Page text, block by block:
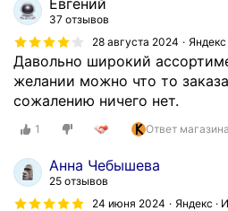
Евгений
37 отзывов
28 августа 2024
Давольно широкий
желании можно что то
сожалению ничего нет.
1 Ответ магазина
Анна Чебышева
25 отзывов
24 июня 2024
Яндекс ·